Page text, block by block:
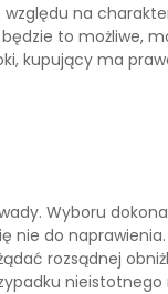
na
to możliwe,
kupujący ma
Wyboru
nie do
rozsądnej